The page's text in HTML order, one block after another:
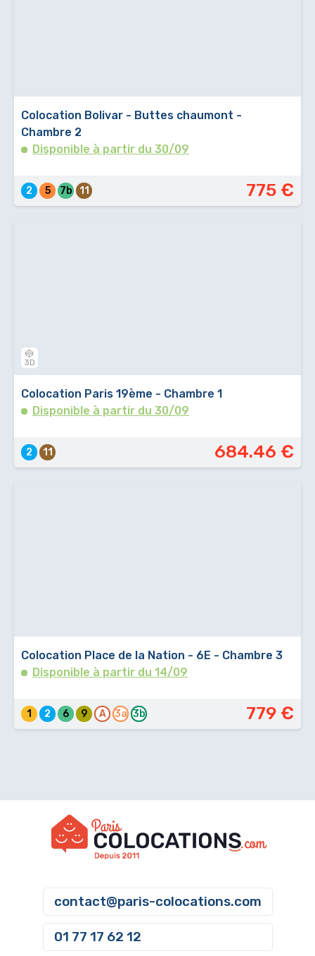
Colocation Bolivar - Buttes chaumont -
Chambre 2
Disponible à partir du 30/09
2 5 7b 11 775 €
3D
Colocation Paris 19ème - Chambre 1
Disponible à partir du 30/09
2 11 684.46 €
Colocation Place de la Nation - 6E - Chambre 3
Disponible à partir du 14/09
1 2 6 9 A 3a 3b 779 €
contact@paris-colocations.com
01 77 17 62 12